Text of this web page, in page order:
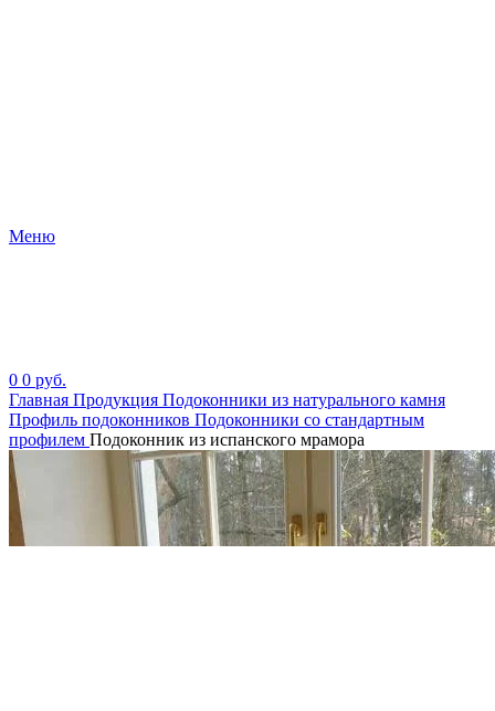
Меню
0 0 руб.
Главная Продукция Подоконники из натурального камня
Профиль подоконников Подоконники со стандартным
профилем Подоконник из испанского мрамора